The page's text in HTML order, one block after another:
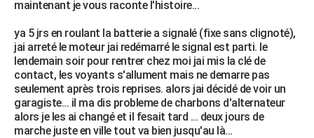
LIFESTYLE
Art de vivre
Bien-être
Loisirs
Modes de vie
SANTE
Alimentation
Guide de la santé
Maladies
Médicaments
Sommeil
VOYAGE
Destinations
City break
Voyage nature
Voyage de noces
Forum
Climat
+PHOTO
GUIDES D'ACHAT
maintenant je vous raconte l'histoire...
ya 5 jrs en roulant la batterie a signalé (fixe sans clignoté),
jai arreté le moteur jai redémarré le signal est parti. le
lendemain soir pour rentrer chez moi jai mis la clé de
contact, les voyants s'allument mais ne demarre pas
seulement après trois reprises. alors jai décidé de voir un
garagiste... il ma dis probleme de charbons d'alternateur
alors je les ai changé et il fesait tard ... deux jours de
marche juste en ville tout va bien jusqu'au là...